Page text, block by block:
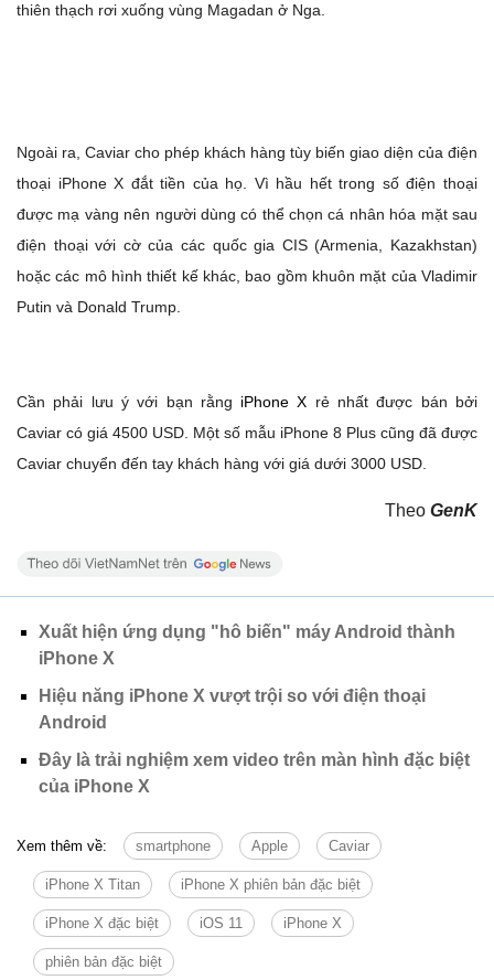
thiên thạch rơi xuống vùng Magadan ở Nga.
Ngoài ra, Caviar cho phép khách hàng tùy biến giao diện của điện
thoại iPhone X đắt tiền của họ. Vì hầu hết trong số điện thoại
được mạ vàng nên người dùng có thể chọn cá nhân hóa mặt sau
điện thoại với cờ của các quốc gia CIS (Armenia, Kazakhstan)
hoặc các mô hình thiết kế khác, bao gồm khuôn mặt của Vladimir
Putin và Donald Trump.
Cần phải lưu ý với bạn rằng iPhone X rẻ nhất được bán bởi
Caviar có giá 4500 USD. Một số mẫu iPhone 8 Plus cũng đã được
Caviar chuyển đến tay khách hàng với giá dưới 3000 USD.
Theo GenK
Xuất hiện ứng dụng "hô biến" máy Android thành
iPhone X
Hiệu năng iPhone X vượt trội so với điện thoại
Android
Đây là trải nghiệm xem video trên màn hình đặc biệt
của iPhone X
Xem thêm về: smartphone Apple Caviar
iPhone X Titan iPhone X phiên bản đặc biệt
iPhone X đặc biệt iOS 11 iPhone X
phiên bản đặc biệt